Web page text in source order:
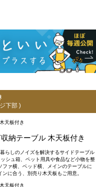
下部 )
納テーブル 木天板付き
らしのノイズを解決するサイドテーブル
シュ箱、ペット用具や食品など小物を整
ァ横、ベッド横、メインのテーブルに
に合う、別売り木天板もご用意。